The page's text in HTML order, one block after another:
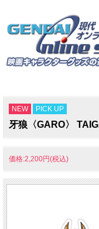
NEW PICK UP
牙狼〈GARO〉
価格:2,200円(税込)